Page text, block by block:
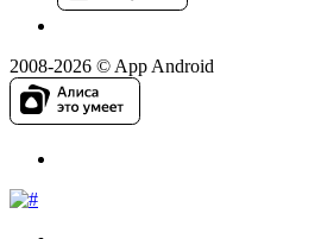
2008-2026 © App Android